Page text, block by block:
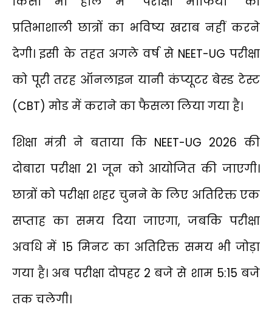
प्रतिभाशाली छात्रों का भविष्य खराब नहीं करने
देगी। इसी के तहत अगले वर्ष से NEET-UG परीक्षा
को पूरी तरह ऑनलाइन यानी कंप्यूटर बेस्ड टेस्ट
(CBT) मोड में कराने का फैसला लिया गया है।
शिक्षा मंत्री ने बताया कि NEET-UG 2026 की
दोबारा परीक्षा 21 जून को आयोजित की जाएगी।
छात्रों को परीक्षा शहर चुनने के लिए अतिरिक्त एक
सप्ताह का समय दिया जाएगा, जबकि परीक्षा
अवधि में 15 मिनट का अतिरिक्त समय भी जोड़ा
गया है। अब परीक्षा दोपहर 2 बजे से शाम 5:15 बजे
तक चलेगी।